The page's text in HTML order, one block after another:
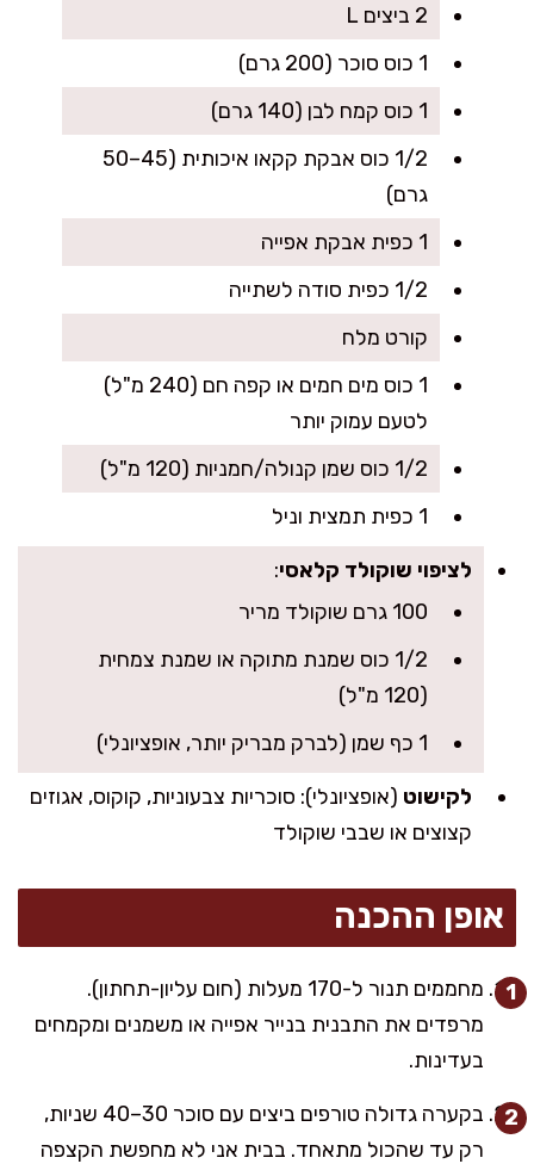
2 ביצים L
1 כוס סוכר (200 גרם)
1 כוס קמח לבן (140 גרם)
1/2 כוס אבקת קקאו איכותית (45–50
גרם)
1 כפית אבקת אפייה
1/2 כפית סודה לשתייה
קורט מלח
1 כוס מים חמים או קפה חם (240 מ"ל)
לטעם עמוק יותר
1/2 כוס שמן קנולה/חמניות (120 מ"ל)
1 כפית תמצית וניל
לציפוי שוקולד קלאסי:
100 גרם שוקולד מריר
1/2 כוס שמנת מתוקה או שמנת צמחית
(120 מ"ל)
1 כף שמן (לברק מבריק יותר, אופציונלי)
לקישוט (אופציונלי): סוכריות צבעוניות, קוקוס, אגוזים
קצוצים או שבבי שוקולד
אופן ההכנה
מחממים תנור ל-170 מעלות (חום עליון-תחתון).
מרפדים את התבנית בנייר אפייה או משמנים ומקמחים
בעדינות.
בקערה גדולה טורפים ביצים עם סוכר 30–40 שניות,
רק עד שהכול מתאחד. בבית אני לא מחפשת הקצפה